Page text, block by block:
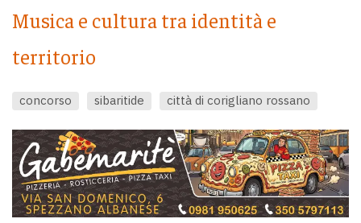
Musica e cultura tra identità e
territorio
concorso sibaritide città di corigliano rossano